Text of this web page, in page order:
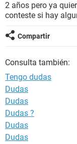
SEXUALIDAD
GLOSARIO
2 años pero ya
conteste si hay
Compartir
Consulta también:
Tengo dudas
Dudas
Dudas
Dudas ?
Dudas
Dudas